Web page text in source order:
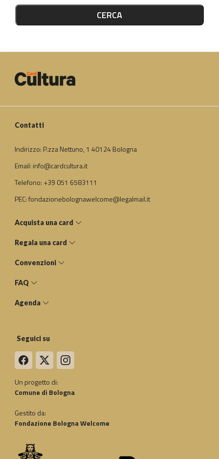
CERCA
Contatti
Indirizzo: P.zza Nettuno, 1 40124 Bologna
Email: info@cardcultura.it
Telefono: +39 051 6583111
PEC: fondazionebolognawelcome@legalmail.it
Acquista una card
Regala una card
Convenzioni
FAQ
Agenda
Seguici su
Un progetto di:
Comune di Bologna
Gestito da:
Fondazione Bologna Welcome